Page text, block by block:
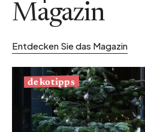
Magazin
Entdecken Sie das Magazin
dekotipps